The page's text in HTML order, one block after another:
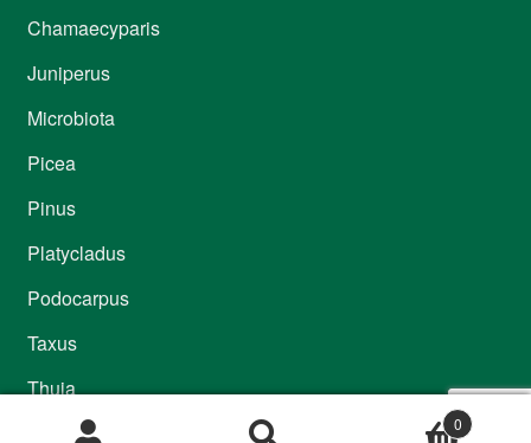
Chamaecyparis
Juniperus
Microbiota
Picea
Pinus
Platycladus
Podocarpus
Taxus
Thuja
Thujopsis
0